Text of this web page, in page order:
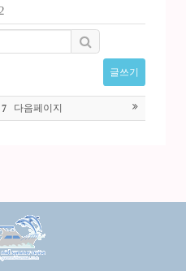
2
글쓰기
다음페이지